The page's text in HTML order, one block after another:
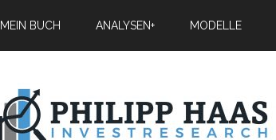
MEIN BUCH ANALYSEN+ MODELLE